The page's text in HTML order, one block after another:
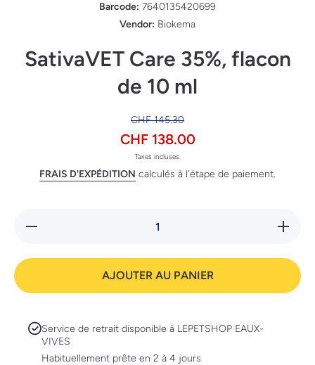
Barcode: 7640135420699
Vendor: Biokema
SativaVET Care 35%, flacon
de 10 ml
CHF 145.30
CHF 138.00
Taxes incluses.
FRAIS D'EXPÉDITION calculés à l'étape de paiement.
Réduire la
la
Care
flacon
10 ml
AJOUTER AU PANIER
Service de retrait disponible à LEPETSHOP EAUX-
VIVES
Habituellement prête en 2 à 4 jours